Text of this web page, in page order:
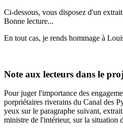
Ci-dessous, vous disposez d'un
Bonne lecture...
En tout cas, je rends hommage à
Note aux lecteurs dans le
Pour juger l'importance des
porpriétaires riverains du Canal des
yeux sur le paragraphe suivant,
ministre de l'intérieur, sur la situation